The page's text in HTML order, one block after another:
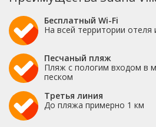
Бесплатный Wi-Fi
На всей территории отеля
Песчаный пляж
Пляж с пологим входом в
песком
Третья линия
До пляжа примерно 1 км